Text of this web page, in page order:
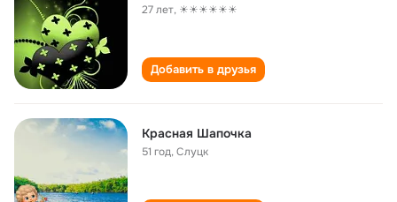
27 лет, ☀☀☀☀☀☀
Добавить в друзья
Красная Шапочка
51 год,Слуцк